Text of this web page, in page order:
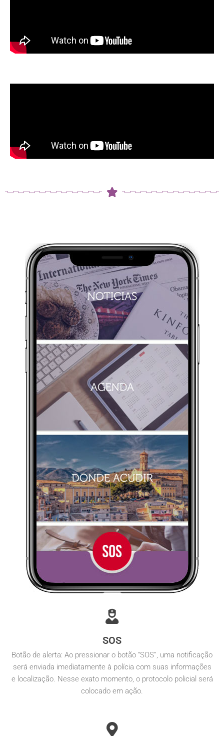
SOS
Botão de alerta: Ao pressionar o botão “SOS”, uma notificação
será enviada imediatamente à polícia com suas informações
e localização. Nesse exato momento, o protocolo policial será
colocado em ação.